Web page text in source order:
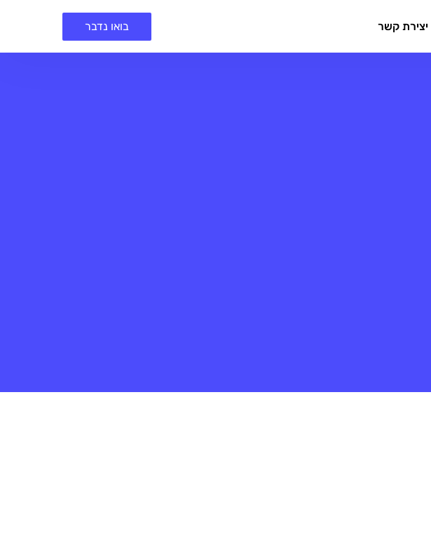
יצירת קשר בואו נדבר